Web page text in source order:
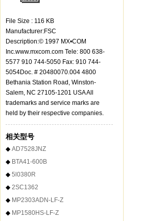
File Size : 116 KB
Manufacturer:FSC
Description:© 1997 MX•COM
Inc.www.mxcom.com Tele: 800 638-
5577 910 744-5050 Fax: 910 744-
5054Doc. # 20480070.004 4800
Bethania Station Road, Winston-
Salem, NC 27105-1201 USA All
trademarks and service marks are
held by their respective companies.
相关型号
◆ AD7528JNZ
◆ BTA41-600B
◆ 5l0380R
◆ 2SC1362
◆ MP2303ADN-LF-Z
◆ MP1580HS-LF-Z